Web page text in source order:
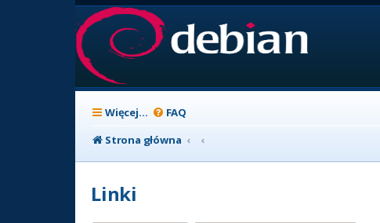
Więcej… FAQ
Strona główna
Linki